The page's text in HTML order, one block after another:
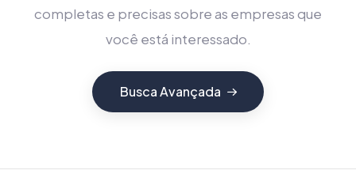
completas e precisas sobre as empresas que
você está interessado.
Busca Avançada